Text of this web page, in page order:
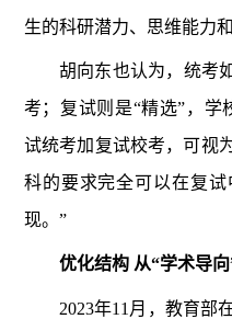
生的科研潜力、思维能力
胡向东也认为，统考
考；复试则是“精选”，学
试统考加复试校考，可视
科的要求完全可以在复
现。”
优化结构 从“学术导
2023年11月，教育部